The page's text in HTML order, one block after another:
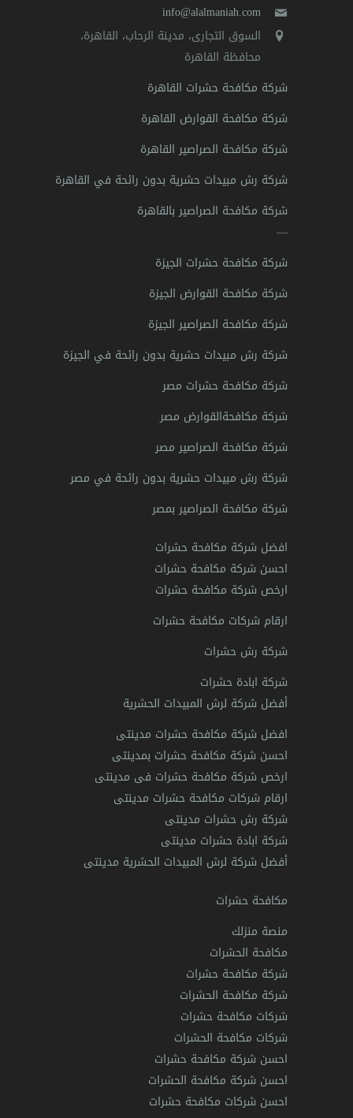
info@alalmaniah.com
السوق التجارى، مدينة الرحاب، القاهرة،
محافظة القاهرة‬
شركة مكافحة حشرات القاهرة
شركة مكافحة القوارض القاهرة
شركة مكافحة الصراصير القاهرة
شركة رش مبيدات حشرية بدون رائحة في القاهرة
شركة مكافحة الصراصير بالقاهرة
—
شركة مكافحة حشرات الجيزة
شركة مكافحة القوارض الجيزة
شركة مكافحة الصراصير الجيزة
شركة رش مبيدات حشرية بدون رائحة في الجيزة
شركة مكافحة حشرات مصر
شركة مكافحةالقوارض مصر
شركة مكافحة الصراصير مصر
شركة رش مبيدات حشرية بدون رائحة في مصر
شركة مكافحة الصراصير بمصر
افضل شركة مكافحة حشرات
احسن شركة مكافحة حشرات
ارخص شركة مكافحة حشرات
ارقام شركات مكافحة حشرات
شركة رش حشرات
شركة ابادة حشرات
أفضل شركة لرش المبيدات الحشرية
افضل شركة مكافحة حشرات مدينتى
احسن شركة مكافحة حشرات بمدينتى
ارخص شركة مكافحة حشرات فى مدينتى
ارقام شركات مكافحة حشرات مدينتى
شركة رش حشرات مدينتى
شركة ابادة حشرات مدينتى
أفضل شركة لرش المبيدات الحشرية مدينتى
مكافحة حشرات
منصة منزلك
مكافحة الحشرات
شركة مكافحة حشرات
شركة مكافحة الحشرات
شركات مكافحة حشرات
شركات مكافحة الحشرات
احسن شركة مكافحة حشرات
احسن شركة مكافحة الحشرات
احسن شركات مكافحة حشرات